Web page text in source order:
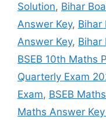
Solution, Bihar
Answer Key, Bihar
Answer Key, Bihar
BSEB 10th Maths
Quarterly Exam
Exam, BSEB
Maths Answer